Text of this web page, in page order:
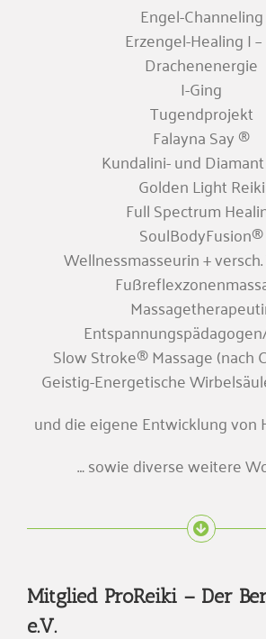
Engel-Channeling
Erzengel-Healing I
Drachenenergie
I-Ging
Tugendprojekt
Falayna Say ®
Kundalini- und
Golden Light Reiki
Full Spectrum
SoulBodyFusion®
Wellnessmasseurin +
Slow Stroke® Massage (nach
Geistig-Energetische
und die eigene Entwicklung von
… sowie diverse weitere
Mitglied ProReiki – Der
e.V.